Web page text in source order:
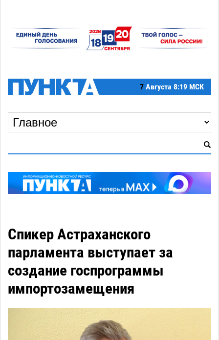
7 Августа 8:19 МСК
Спикер Астраханского
парламента выступает за
создание госпрограммы
импортозамещения